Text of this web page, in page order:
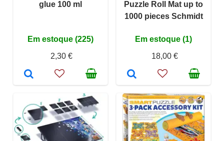
glue 100 ml
Em estoque (225)
2,30 €
Puzzle Roll Mat up to
1000 pieces Schmidt
Em estoque (1)
18,00 €